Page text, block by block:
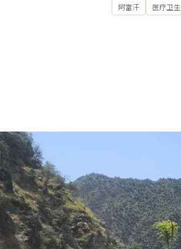
阿富汗 医疗卫生